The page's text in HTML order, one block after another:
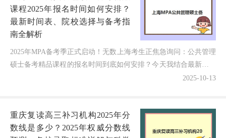
课程2025年报名时间如何安排？
最新时间表、院校选择与备考指
南全解析
2025年MPA备考季正式启动！无数上海考生正焦急询问：公共管理
硕士备考精品课程的报名时间到底如何安排？今天我结合最新招生
2025-10-13
重庆复读高三补习机构2025年分
数线是多少？2025年权威分数线